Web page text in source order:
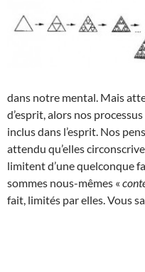
dans notre mental. Mais
d’esprit, alors nos
inclus dans l’esprit. Nos
attendu qu’elles
limitent d’une quelconque
sommes nous-mêmes «
fait, limités par elles. Vous